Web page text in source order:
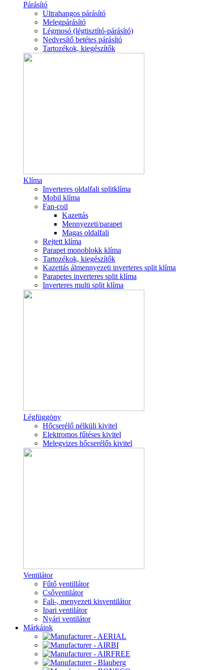
Párásító
Ultrahangos párásító
Melegpárásító
Légmosó (légtisztító-párásító)
Nedvesítő betétes párásító
Tartozékok, kiegészítők
Klíma
Inverteres oldalfali splitklíma
Mobil klíma
Fan-coil
Kazettás
Mennyezeti/parapet
Magas oldalfali
Rejtett klíma
Parapet monoblokk klíma
Tartozékok, kiegészítők
Kazettás álmennyezeti inverteres split klíma
Parapetes inverteres split klíma
Inverteres multi split klíma
Légfüggöny
Hőcserélő nélküli kivitel
Elektromos fűtéses kivitel
Melegvizes hőcserélős kivitel
Ventilátor
Fűtő ventillátor
Csőventilátor
Fali-, menyezeti kisventilátor
Ipari ventilátor
Nyári ventilátor
Márkáink